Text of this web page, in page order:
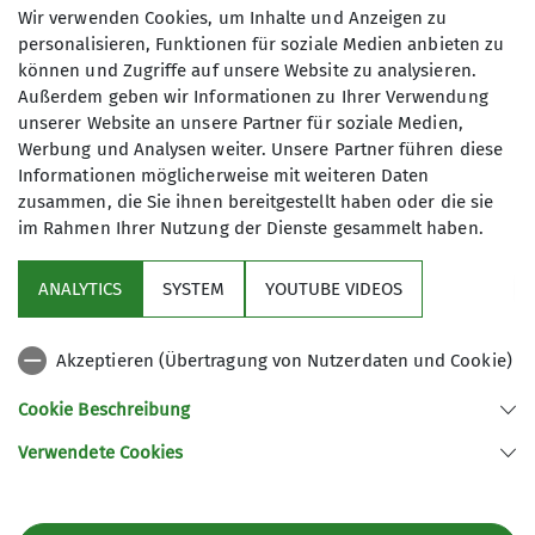
Details
Maximale Teilnehmeranzahl
4
Sektion
Gruppen im Fokus
34131 Kassel
Wir verwenden Cookies, um Inhalte und Anzeigen zu
personalisieren, Funktionen für soziale Medien anbieten zu
können und Zugriffe auf unsere Website zu analysieren.
Außerdem geben wir Informationen zu Ihrer Verwendung
unserer Website an unsere Partner für soziale Medien,
Werbung und Analysen weiter. Unsere Partner führen diese
Informationen möglicherweise mit weiteren Daten
zusammen, die Sie ihnen bereitgestellt haben oder die sie
im Rahmen Ihrer Nutzung der Dienste gesammelt haben.
ANALYTICS SYSTEM YOUTUBE VIDEOS
Akzeptieren (Übertragung von Nutzerdaten und Cookie)
Cookie Beschreibung
Verwendete Cookies